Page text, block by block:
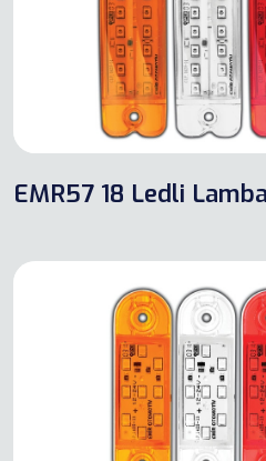
EMR57 18 Ledli Lamba